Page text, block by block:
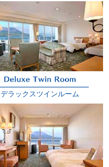
デラックスツインルーム